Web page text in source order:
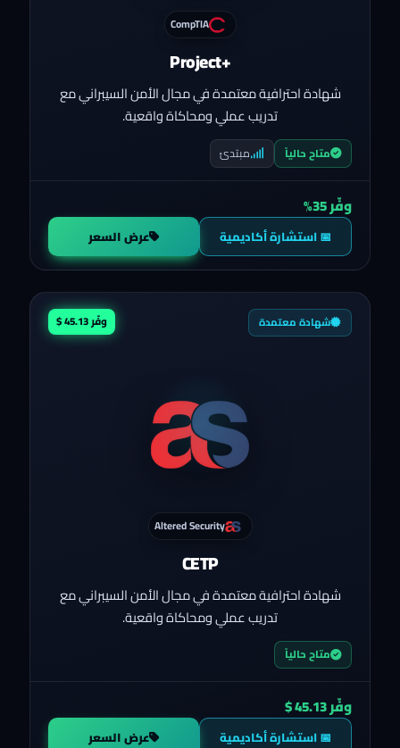
CompTIA
Project+
شهادة احترافية معتمدة في مجال الأمن السيبراني مع
تدريب عملي ومحاكاة واقعية.
متاح حالياً مبتدئ
وفّر 35%
📅 استشارة أكاديمية عرض السعر
شهادة معتمدة وفّر 45.13 $
Altered Security
CETP
شهادة احترافية معتمدة في مجال الأمن السيبراني مع
تدريب عملي ومحاكاة واقعية.
متاح حالياً
وفّر 45.13 $
📅 استشارة أكاديمية عرض السعر